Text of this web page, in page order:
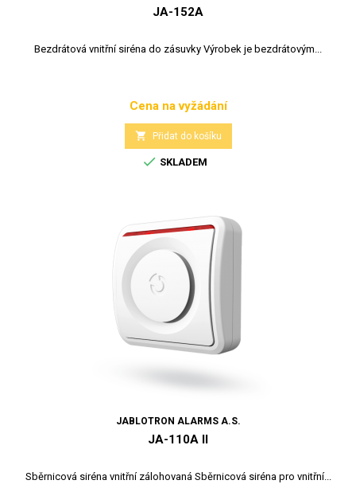
JA-152A
Bezdrátová vnitřní siréna do zásuvky Výrobek je bezdrátovým...
Cena
Cena na vyžádání
 Přidat do košíku
 SKLADEM
JABLOTRON ALARMS A.S.
JA-110A II
Sběrnicová siréna vnitřní zálohovaná Sběrnicová siréna pro vnitřní...